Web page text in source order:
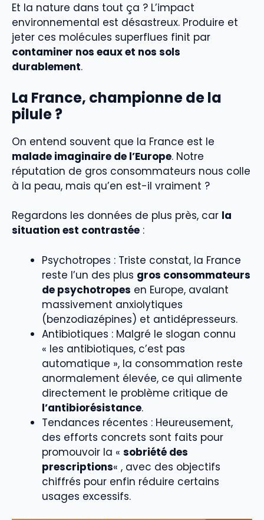
Et la nature dans tout ça ? L’impact
environnemental est désastreux. Produire et
jeter ces molécules superflues finit par
contaminer nos eaux et nos sols
durablement.
La France, championne de la
pilule ?
On entend souvent que la France est le
malade imaginaire de l’Europe. Notre
réputation de gros consommateurs nous colle
à la peau, mais qu’en est-il vraiment ?
Regardons les données de plus près, car la
situation est contrastée :
Psychotropes : Triste constat, la France
reste l’un des plus gros consommateurs
de psychotropes en Europe, avalant
massivement anxiolytiques
(benzodiazépines) et antidépresseurs.
Antibiotiques : Malgré le slogan connu
« les antibiotiques, c’est pas
automatique », la consommation reste
anormalement élevée, ce qui alimente
directement le problème critique de
l’antibiorésistance.
Tendances récentes : Heureusement,
des efforts concrets sont faits pour
promouvoir la « sobriété des
prescriptions« , avec des objectifs
chiffrés pour enfin réduire certains
usages excessifs.